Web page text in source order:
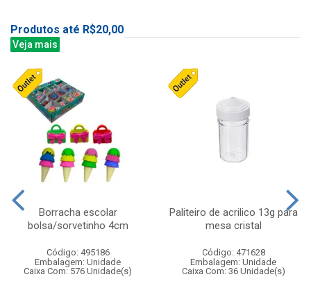
Produtos até R$20,00
Veja mais
Borracha escolar
bolsa/sorvetinho 4cm
Código: 495186
Embalagem: Unidade
Caixa Com: 576 Unidade(s)
Paliteiro de acrilico 13g para
mesa cristal
Código: 471628
Embalagem: Unidade
Caixa Com: 36 Unidade(s)